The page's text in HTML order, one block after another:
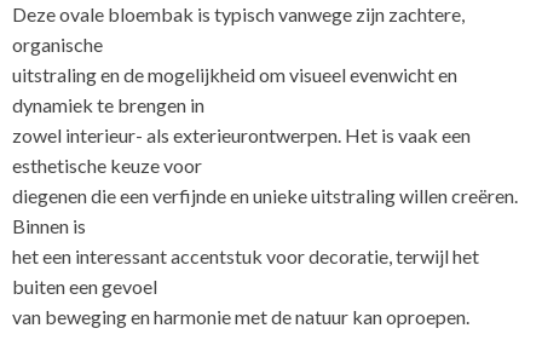
Deze ovale bloembak is typisch vanwege zijn zachtere,
organische
uitstraling en de mogelijkheid om visueel evenwicht en
dynamiek te brengen in
zowel interieur- als exterieurontwerpen. Het is vaak een
esthetische keuze voor
diegenen die een verfijnde en unieke uitstraling willen creëren.
Binnen is
het een interessant accentstuk voor decoratie, terwijl het
buiten een gevoel
van beweging en harmonie met de natuur kan oproepen.